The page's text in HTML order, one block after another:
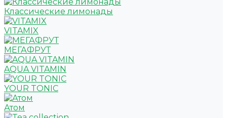
Классические лимонады
VITAMIX
МЕГАФРУТ
AQUA VITAMIN
YOUR TONIC
Атом